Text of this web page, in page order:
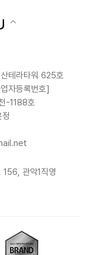
테라타워 625호
자등록번호]
-1188호
156, 관악1직영